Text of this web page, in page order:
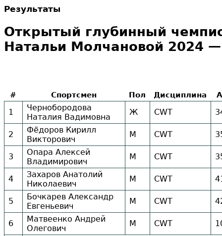
Результаты
Открытый глубинный
Натальи Молчановой 2024
# Спортсмен Пол Дисциплина
1
Чернобородова
Наталия Вадимовна
Ж CWT
2
Фёдоров Кирилл
Викторович
М CWT
3
Опара Алексей
Владимирович
М CWT
4
Захаров Анатолий
Николаевич
М CWT
5
Бочкарев Александр
Евгеньевич
М CWT
6
Матвеенко Андрей
Олегович
М CWT